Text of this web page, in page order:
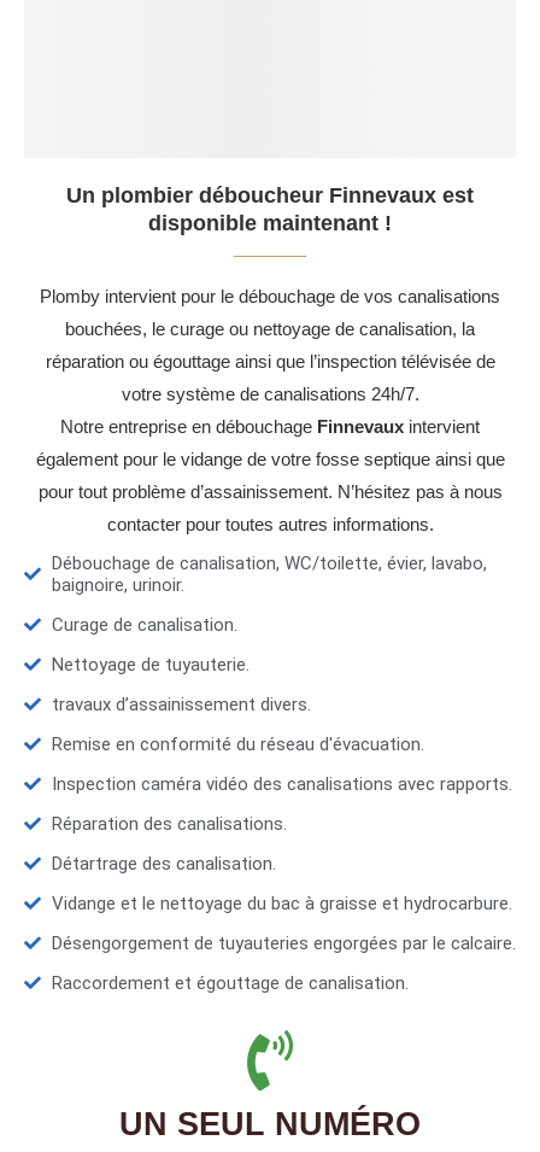
Un plombier déboucheur Finnevaux est
disponible maintenant !
Plomby intervient pour le débouchage de vos canalisations
bouchées, le curage ou nettoyage de canalisation, la
réparation ou égouttage ainsi que l’inspection télévisée de
votre système de canalisations 24h/7.
Notre entreprise en débouchage Finnevaux intervient
également pour le vidange de votre fosse septique ainsi que
pour tout problème d’assainissement. N’hésitez pas à nous
contacter pour toutes autres informations.
Débouchage de canalisation, WC/toilette, évier, lavabo,
baignoire, urinoir.
Curage de canalisation.
Nettoyage de tuyauterie.
travaux d’assainissement divers.
Remise en conformité du réseau d'évacuation.
Inspection caméra vidéo des canalisations avec rapports.
Réparation des canalisations.
Détartrage des canalisation.
Vidange et le nettoyage du bac à graisse et hydrocarbure.
Désengorgement de tuyauteries engorgées par le calcaire.
Raccordement et égouttage de canalisation.
UN SEUL NUMÉRO